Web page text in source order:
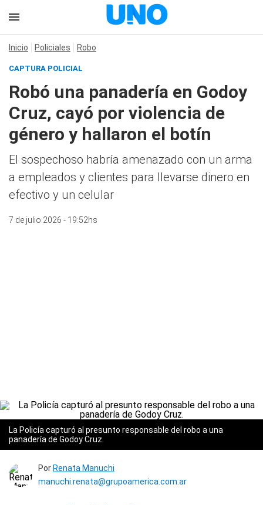
Inicio Policiales Robo
CAPTURA POLICIAL
Robó una panadería en Godoy
Cruz, cayó por violencia de
género y hallaron el botín
El sospechoso habría amenazado con un arma
a empleados y clientes para llevarse dinero en
efectivo y un celular
7 de julio 2026 - 19:52hs
La Policía capturó al presunto responsable del robo a una
panadería de Godoy Cruz.
Por Renata Manuchi
manuchi.renata@grupoamerica.com.ar